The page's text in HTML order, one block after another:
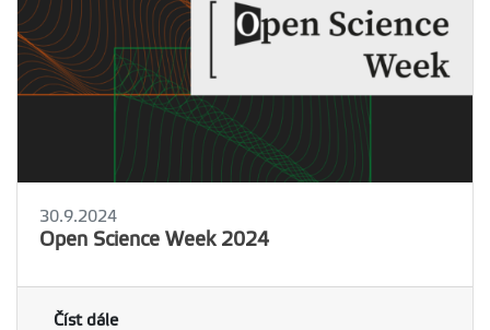
30.9.2024
Open Science Week 2024
Číst dále